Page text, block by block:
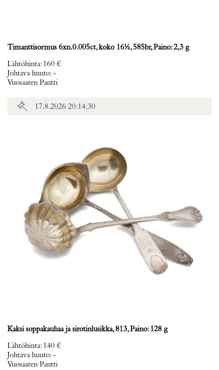
Timanttisormus 6xn.0.005ct, koko 16½, 585br, Paino: 2,3 g
Lähtöhinta: 160 €
Johtava huuto:-
Vuosaaren Pantti
17.8.2026 20:14:30
Kaksi soppakauhaa ja sirotinlusikka, 813, Paino: 128 g
Lähtöhinta: 140 €
Johtava huuto:-
Vuosaaren Pantti